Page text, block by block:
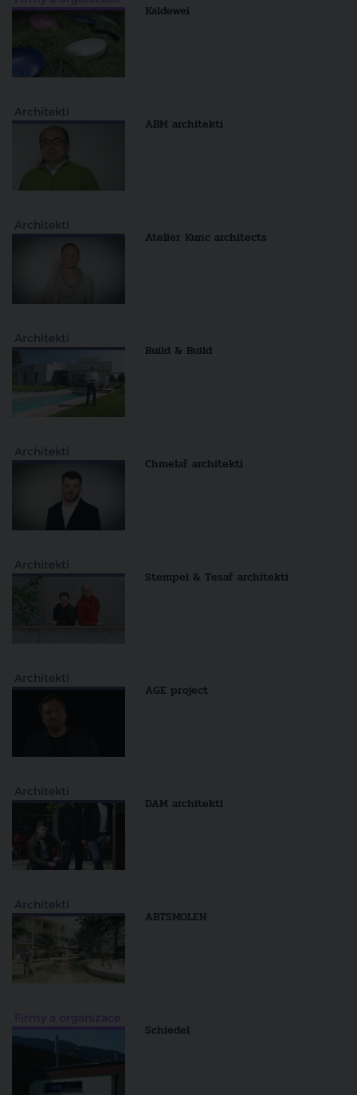
Kaldewei
Architekti
ABM architekti
Architekti
Atelier Kunc architects
Architekti
Build & Build
Architekti
Chmelař architekti
Architekti
Stempel & Tesař architekti
Architekti
AGE project
Architekti
DAM architekti
Architekti
ABTSMOLEN
Schiedel